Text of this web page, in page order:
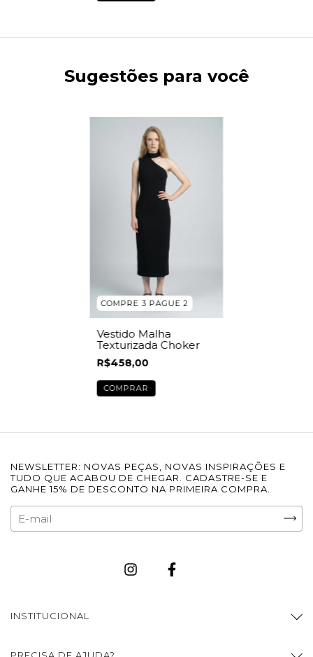
Sugestões para você
COMPRE 3 PAGUE 2
Vestido Malha
Texturizada Choker
R$458,00
COMPRAR
NEWSLETTER: NOVAS PEÇAS, NOVAS INSPIRAÇÕES E
TUDO QUE ACABOU DE CHEGAR. CADASTRE-SE E
GANHE 15% DE DESCONTO NA PRIMEIRA COMPRA.
INSTITUCIONAL
PRECISA DE AJUDA?